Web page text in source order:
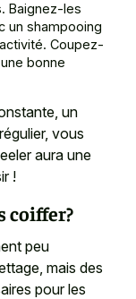
Baignez-les
un shampooing
Coupez-
bonne
un
vous
aura une
!
coiffer?
peu
mais des
pour les